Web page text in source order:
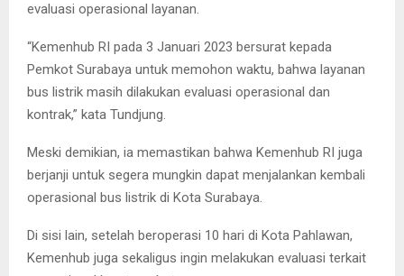
evaluasi operasional layanan.
“Kemenhub RI pada 3 Januari 2023 bersurat kepada
Pemkot Surabaya untuk memohon waktu, bahwa layanan
bus listrik masih dilakukan evaluasi operasional dan
kontrak,” kata Tundjung.
Meski demikian, ia memastikan bahwa Kemenhub RI juga
berjanji untuk segera mungkin dapat menjalankan kembali
operasional bus listrik di Kota Surabaya.
Di sisi lain, setelah beroperasi 10 hari di Kota Pahlawan,
Kemenhub juga sekaligus ingin melakukan evaluasi terkait